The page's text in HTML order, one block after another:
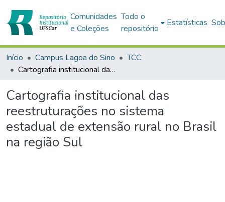
Comunidades
e Coleções
Todo o
repositório
Estatísticas
Início Campus Lagoa do Sino
TCC
Cartografia institucional das reestruturações no sistema estadual de extensão rural no Brasil na região Sul
Cartografia institucional das
reestruturações no sistema
estadual de extensão rural no Brasil
na região Sul